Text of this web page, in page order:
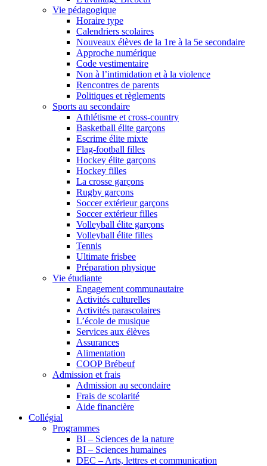
Vie pédagogique
Horaire type
Calendriers scolaires
Nouveaux élèves de la 1re à la 5e secondaire
Approche numérique
Code vestimentaire
Non à l’intimidation et à la violence
Rencontres de parents
Politiques et règlements
Sports au secondaire
Athlétisme et cross-country
Basketball élite garçons
Escrime élite mixte
Flag-football filles
Hockey élite garçons
Hockey filles
La crosse garçons
Rugby garçons
Soccer extérieur garçons
Soccer extérieur filles
Volleyball élite garçons
Volleyball élite filles
Tennis
Ultimate frisbee
Préparation physique
Vie étudiante
Engagement communautaire
Activités culturelles
Activités parascolaires
L’école de musique
Services aux élèves
Assurances
Alimentation
COOP Brébeuf
Admission et frais
Admission au secondaire
Frais de scolarité
Aide financière
Collégial
Programmes
BI – Sciences de la nature
BI – Sciences humaines
DEC – Arts, lettres et communication